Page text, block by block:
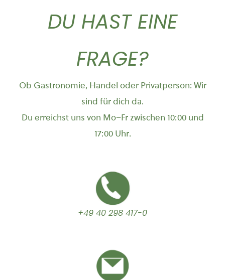
DU HAST EINE
FRAGE?
Ob Gastronomie, Handel oder Privatperson: Wir
sind für dich da.
Du erreichst uns von Mo–Fr zwischen 10:00 und
17:00 Uhr.
+49 40 298 417-0